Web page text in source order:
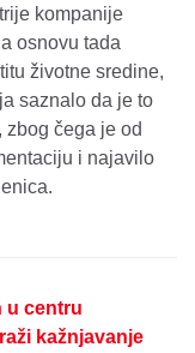
kompanije
osnovu tada
životne sredine,
saznalo da je to
čega je od
i najavilo
u centru
kažnjavanje